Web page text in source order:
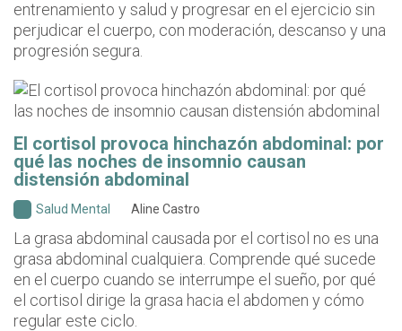
entrenamiento y salud y progresar en el ejercicio sin
perjudicar el cuerpo, con moderación, descanso y una
progresión segura.
El cortisol provoca hinchazón abdominal: por
qué las noches de insomnio causan
distensión abdominal
Salud Mental Aline Castro
La grasa abdominal causada por el cortisol no es una
grasa abdominal cualquiera. Comprende qué sucede
en el cuerpo cuando se interrumpe el sueño, por qué
el cortisol dirige la grasa hacia el abdomen y cómo
regular este ciclo.